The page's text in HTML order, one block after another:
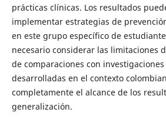
prácticas clínicas. Los resultados
implementar estrategias de
en este grupo específico de
necesario considerar las limitaciones
de comparaciones con
desarrolladas en el contexto
completamente el alcance de los
generalización.